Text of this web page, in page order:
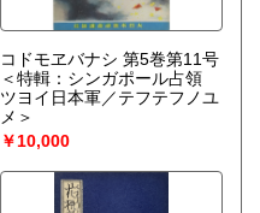
コドモヱバナシ 第5巻第11号
＜特輯：シンガポール占領
ツヨイ日本軍／テフテフノユ
メ＞
￥10,000